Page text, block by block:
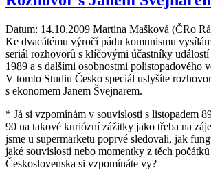
Datum: 14.10.2009 Martina Mašková (ČRo
Ke dvacátému výročí pádu komunismu
seriál rozhovorů s klíčovými účastníky
1989 a s dalšími osobnostmi polistopadového
V tomto Studiu Česko speciál uslyšíte
s ekonomem Janem Švejnarem.
* Já si vzpomínám v souvislosti s listopadem
90 na takové kuriózní zážitky jako třeba na
jsme u supermarketu poprvé sledovali, jak
jaké souvislosti nebo momentky z těch
Československa si vzpomínáte vy?